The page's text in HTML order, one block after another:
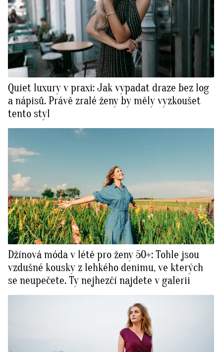
Quiet luxury v praxi: Jak vypadat draze bez log
a nápisů. Právě zralé ženy by měly vyzkoušet
tento styl
Džínová móda v létě pro ženy 50+: Tohle jsou
vzdušné kousky z lehkého denimu, ve kterých
se neupečete. Ty nejhezčí najdete v galerii